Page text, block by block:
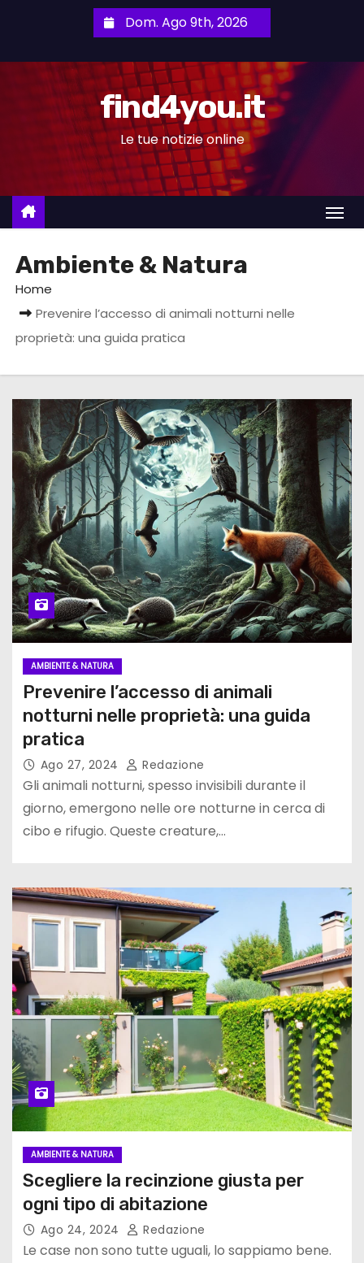
o
Dom. Ago 9th, 2026
find4you.it
Le tue notizie online
Ambiente & Natura
Home
Prevenire l’accesso di animali notturni nelle
proprietà: una guida pratica
AMBIENTE & NATURA
Prevenire l’accesso di animali
notturni nelle proprietà: una guida
pratica
Ago 27, 2024 Redazione
Gli animali notturni, spesso invisibili durante il
giorno, emergono nelle ore notturne in cerca di
cibo e rifugio. Queste creature,…
AMBIENTE & NATURA
Scegliere la recinzione giusta per
ogni tipo di abitazione
Ago 24, 2024 Redazione
Le case non sono tutte uguali, lo sappiamo bene.